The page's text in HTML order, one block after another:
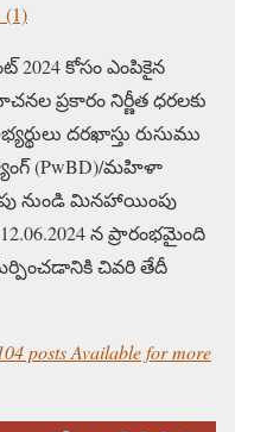
(1)
2024 కోసం ఎంపికైన
ప్రకారం నిర్ణీత ధరలకు
దరఖాస్తు రుసుము
(PwBD)/మహిళా
నుండి మినహాయింపు
న ప్రారంభమైంది
చివరి తేదీ
posts Available for more